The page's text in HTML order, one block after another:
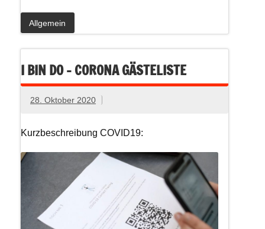
Allgemein
I BIN DO – CORONA GÄSTELISTE
28. Oktober 2020
Kurzbeschreibung COVID19: